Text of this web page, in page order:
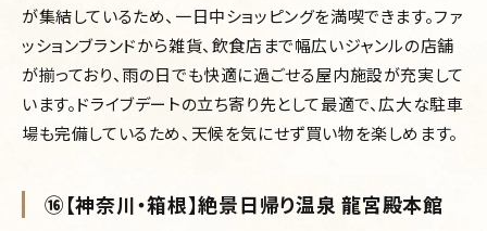
が集結しているため、一日中ショッピングを満喫できます。ファ
ッションブランドから雑貨、飲食店まで幅広いジャンルの店舗
が揃っており、雨の日でも快適に過ごせる屋内施設が充実して
います。ドライブデートの立ち寄り先として最適で、広大な駐車
場も完備しているため、天候を気にせず買い物を楽しめます。
⑯【神奈川・箱根】絶景日帰り温泉 龍宮殿本館